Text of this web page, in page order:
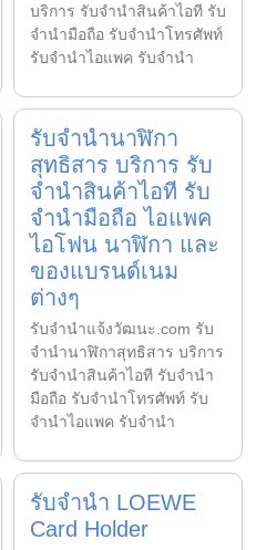
บริการ รับจำนำสินค้าไอที รับ
จำนำมือถือ รับจำนำโทรศัพท์
รับจำนำไอแพค รับจำนำ
รับจำนำนาฬิกา
สุทธิสาร บริการ รับ
จำนำสินค้าไอที รับ
จำนำมือถือ ไอแพค
ไอโฟน นาฬิกา และ
ของแบรนด์เนม
ต่างๆ
รับจํานําแจ้งวัฒนะ.com รับ
จำนำนาฬิกาสุทธิสาร บริการ
รับจำนำสินค้าไอที รับจำนำ
มือถือ รับจำนำโทรศัพท์ รับ
จำนำไอแพค รับจำนำ
รับจำนำ LOEWE
Card Holder